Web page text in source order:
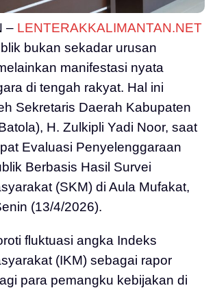
– LENTERAKKALIMANTAN.NET
bukan sekadar urusan
manifestasi nyata
di tengah rakyat. Hal ini
Sekretaris Daerah Kabupaten
H. Zulkipli Yadi Noor, saat
Evaluasi Penyelenggaraan
Berbasis Hasil Survei
(SKM) di Aula Mufakat,
(13/4/2026).
fluktuasi angka Indeks
(IKM) sebagai rapor
para pemangku kebijakan di